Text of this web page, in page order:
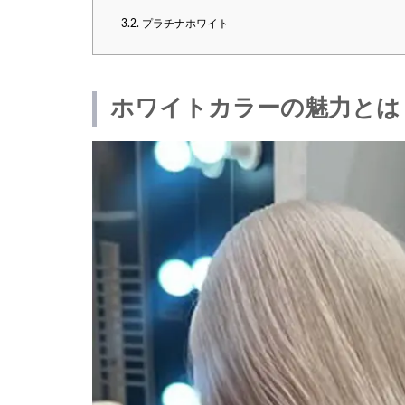
3.2. プラチナホワイト
ホワイトカラーの魅力とは